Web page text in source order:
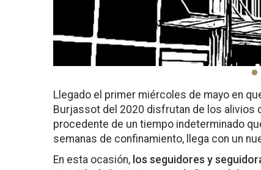
Llegado el primer miércoles de mayo en
Burjassot del 2020 disfrutan de los alivios
procedente de un tiempo indeterminado
semanas de confinamiento, llega con un
En esta ocasión, los seguidores y